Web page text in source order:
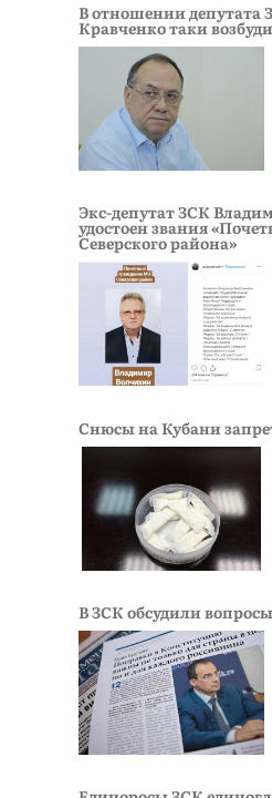
В отношении депутата
Кравченко таки
Экс-депутат ЗСК
удостоен звания
Северского района»
Снюсы на Кубани
В ЗСК обсудили